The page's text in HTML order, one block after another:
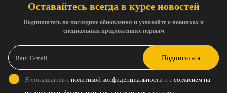
Оставайтесь всегда в курсе новостей
Подпишитесь на последние обновления и узнавайте о новинках и
специальных предложениях первым
Подписаться
Я соглашаюсь с политикой конфиденциальности и с согласием на